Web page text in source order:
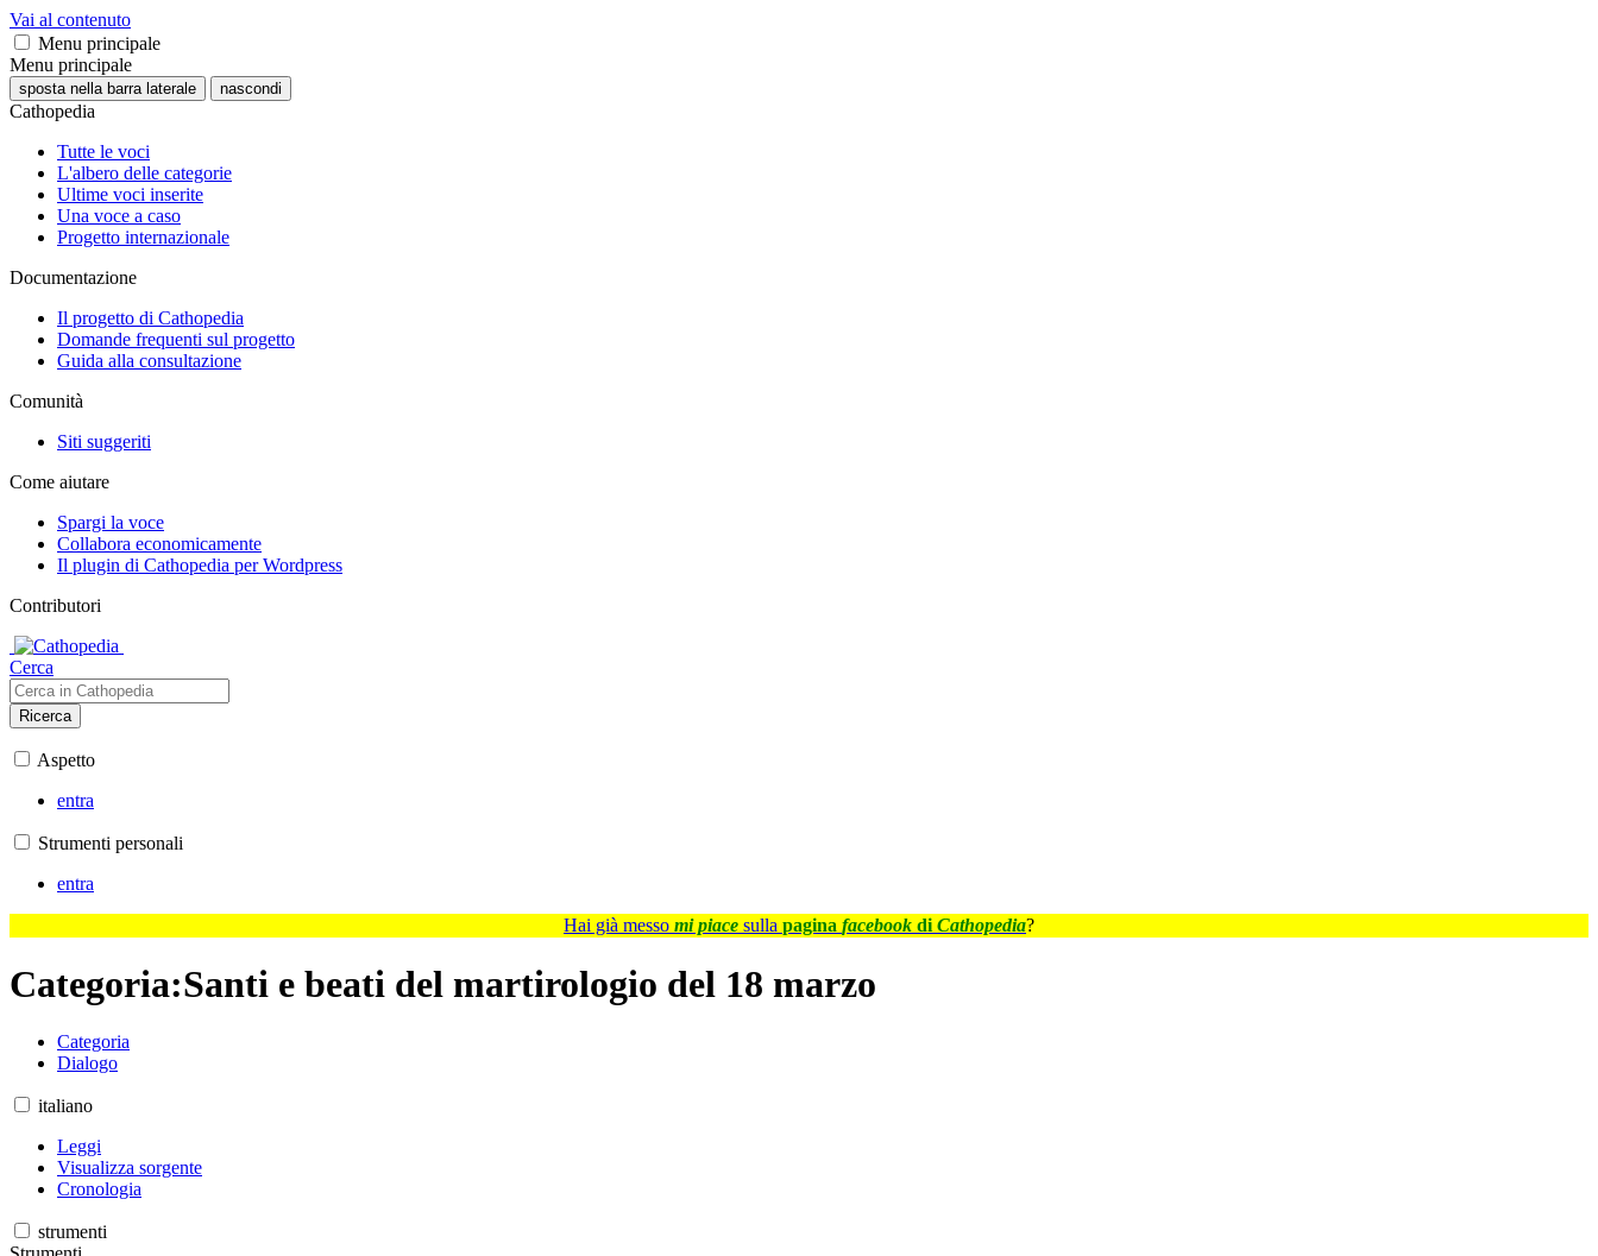
Vai al contenuto
Menu principale
Menu principale
sposta nella barra laterale nascondi
Cathopedia
Tutte le voci
L'albero delle categorie
Ultime voci inserite
Una voce a caso
Progetto internazionale
Documentazione
Il progetto di Cathopedia
Domande frequenti sul progetto
Guida alla consultazione
Comunità
Siti suggeriti
Come aiutare
Spargi la voce
Collabora economicamente
Il plugin di Cathopedia per Wordpress
Contributori
Cerca
Ricerca
Aspetto
entra
Strumenti personali
entra
Hai già messo mi piace sulla pagina facebook di Cathopedia?
Categoria:Santi e beati del martirologio del 18 marzo
Categoria
Dialogo
italiano
Leggi
Visualizza sorgente
Cronologia
strumenti